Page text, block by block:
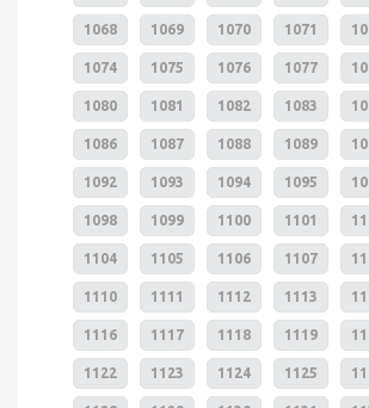
1068 1069 1070 1071
1074 1075 1076 1077
1080 1081 1082 1083
1086 1087 1088 1089
1092 1093 1094 1095
1098 1099 1100 1101
1104 1105 1106 1107
1110 1111 1112 1113
1116 1117 1118 1119
1122 1123 1124 1125